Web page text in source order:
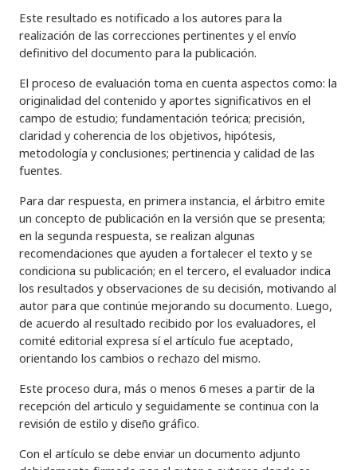
Este resultado es notificado a los autores para la
realización de las correcciones pertinentes y el envío
definitivo del documento para la publicación.
El proceso de evaluación toma en cuenta aspectos como: la
originalidad del contenido y aportes significativos en el
campo de estudio; fundamentación teórica; precisión,
claridad y coherencia de los objetivos, hipótesis,
metodología y conclusiones; pertinencia y calidad de las
fuentes.
Para dar respuesta, en primera instancia, el árbitro emite
un concepto de publicación en la versión que se presenta;
en la segunda respuesta, se realizan algunas
recomendaciones que ayuden a fortalecer el texto y se
condiciona su publicación; en el tercero, el evaluador indica
los resultados y observaciones de su decisión, motivando al
autor para que continúe mejorando su documento. Luego,
de acuerdo al resultado recibido por los evaluadores, el
comité editorial expresa sí el artículo fue aceptado,
orientando los cambios o rechazo del mismo.
Este proceso dura, más o menos 6 meses a partir de la
recepción del articulo y seguidamente se continua con la
revisión de estilo y diseño gráfico.
Con el artículo se debe enviar un documento adjunto